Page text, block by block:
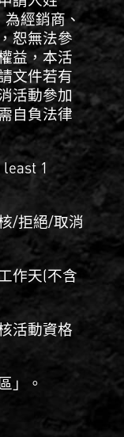
為經銷商、
恕無法參
益，本活
文件若有
活動參加
自負法律
1
/拒絕/取消
作天(不含
活動資格
」。